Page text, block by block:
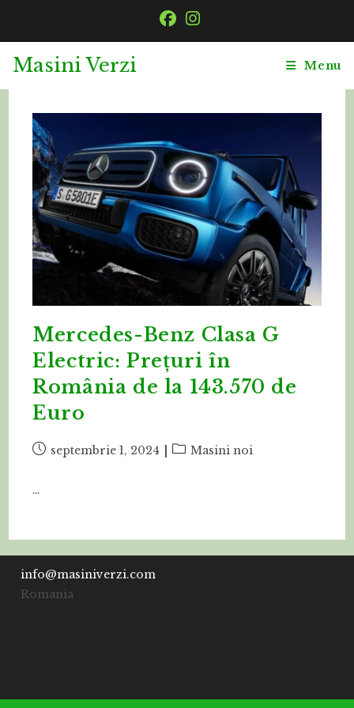
Masini Verzi Menu
Mercedes-Benz Clasa G
Electric: Prețuri în
România de la 143.570 de
Euro
Postseptembrie 1, 2024
PostMasini noi
…
info@masiniverzi.com
Romania